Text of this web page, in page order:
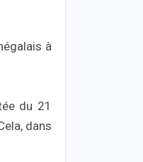
à
du 21
dans